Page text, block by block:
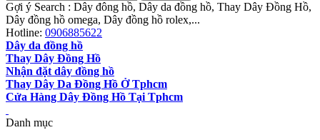
Gợi ý Search : Dây đông hồ, Dây da đồng hồ, Thay Dây Đồng Hồ,
Dây đồng hồ omega, Dây đồng hồ rolex,...
Hotline: 0906885622
Dây da đồng hồ
Thay Dây Đồng Hồ
Nhận đặt dây đồng hồ
Thay Dây Da Đồng Hồ Ở Tphcm
Cửa Hàng Dây Đồng Hồ Tại Tphcm
Danh mục